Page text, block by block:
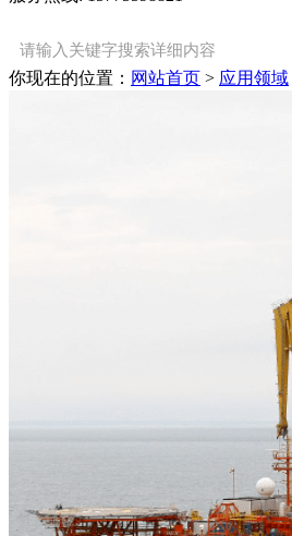
你现在的位置： 网站首页 > 应用领域